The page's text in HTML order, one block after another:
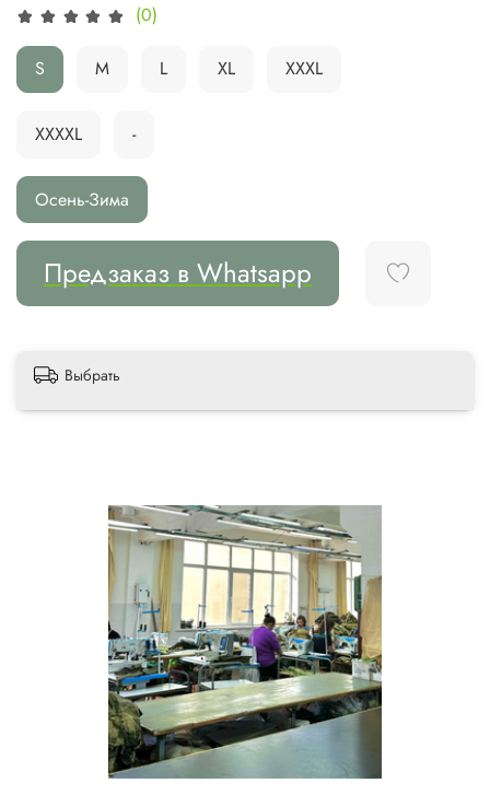
(0)
Предзаказ в Whatsapp
S M L XL XXXL
XXXXL -
Осень-Зима
Выбрать